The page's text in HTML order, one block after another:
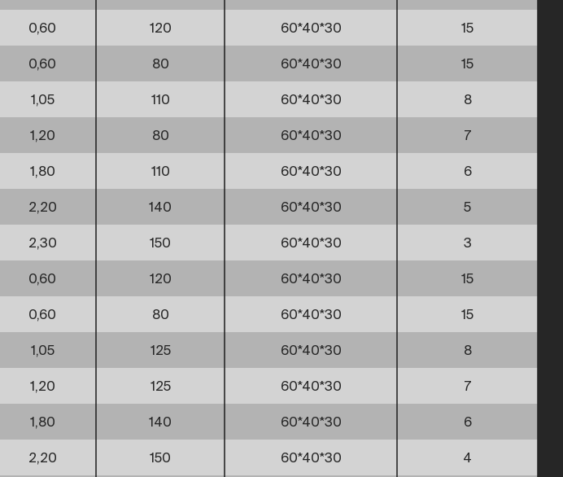
0,60 120 60*40*30 15
0,60 80 60*40*30 15
1,05 110 60*40*30 8
1,20 80 60*40*30 7
1,80 110 60*40*30 6
2,20 140 60*40*30 5
2,30 150 60*40*30 3
0,60 120 60*40*30 15
0,60 80 60*40*30 15
1,05 125 60*40*30 8
1,20 125 60*40*30 7
1,80 140 60*40*30 6
2,20 150 60*40*30 4